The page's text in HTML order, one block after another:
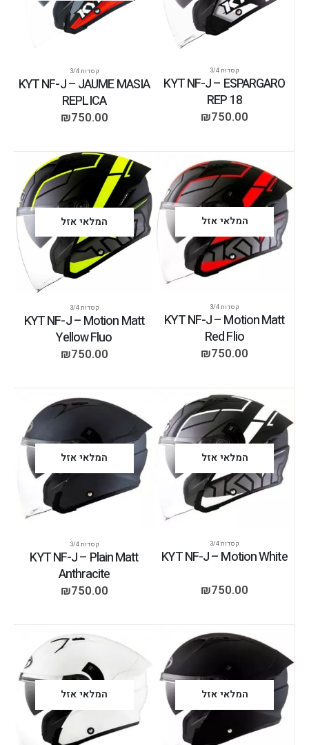
קסדות 3/4
KYT NF-J – ESPARGARO
REP 18
₪750.00
קסדות 3/4
KYT NF-J – JAUME MASIA
REPLICA
₪750.00
המלאי אזל
קסדות 3/4
KYT NF-J – Motion Matt
Red Flio
₪750.00
המלאי אזל
קסדות 3/4
KYT NF-J – Motion Matt
Yellow Fluo
₪750.00
המלאי אזל
קסדות 3/4
KYT NF-J – Motion White
₪750.00
המלאי אזל
קסדות 3/4
KYT NF-J – Plain Matt
Anthracite
₪750.00
המלאי אזל המלאי אזל